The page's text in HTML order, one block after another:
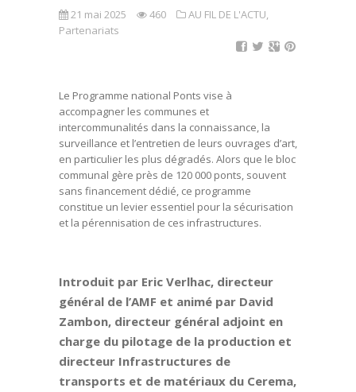
21 mai 2025 460 AU FIL DE L'ACTU,
Partenariats
Le Programme national Ponts vise à
accompagner les communes et
intercommunalités dans la connaissance, la
surveillance et l’entretien de leurs ouvrages d’art,
en particulier les plus dégradés. Alors que le bloc
communal gère près de 120 000 ponts, souvent
sans financement dédié, ce programme
constitue un levier essentiel pour la sécurisation
et la pérennisation de ces infrastructures.
Introduit par Eric Verlhac, directeur
général de l’AMF et animé par David
Zambon, directeur général adjoint en
charge du pilotage de la production et
directeur Infrastructures de
transports et de matériaux du Cerema,